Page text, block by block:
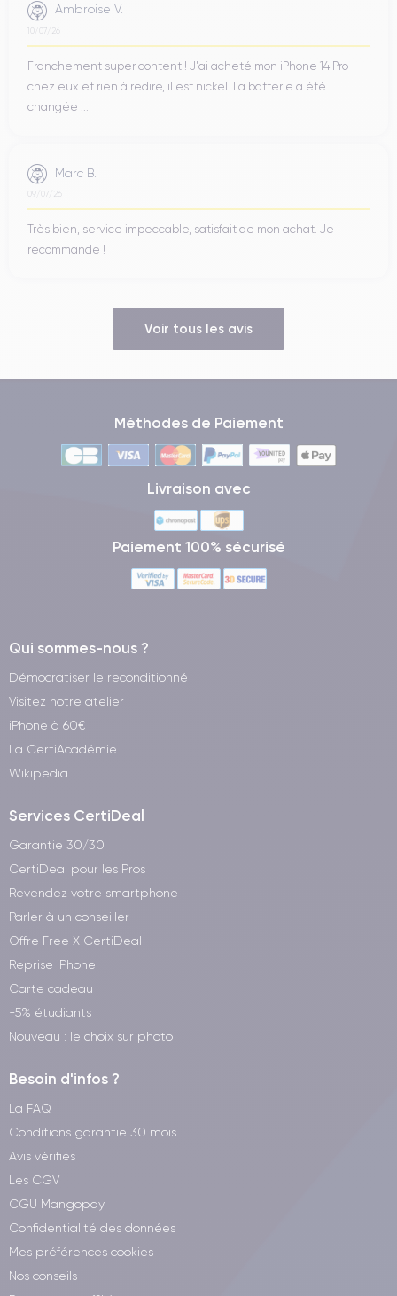
Ambroise V.
10/07/26
Franchement super content ! J'ai acheté mon iPhone 14 Pro
chez eux et rien à redire, il est nickel. La batterie a été
changée ...
Marc B.
09/07/26
Très bien, service impeccable, satisfait de mon achat. Je
recommande !
Voir tous les avis
Méthodes de Paiement
Livraison avec
Paiement 100% sécurisé
Qui sommes-nous ?
Démocratiser le reconditionné
Visitez notre atelier
iPhone à 60€
La CertiAcadémie
Wikipedia
Services CertiDeal
Garantie 30/30
CertiDeal pour les Pros
Revendez votre smartphone
Parler à un conseiller
Offre Free X CertiDeal
Reprise iPhone
Carte cadeau
-5% étudiants
Nouveau : le choix sur photo
Besoin d'infos ?
La FAQ
Conditions garantie 30 mois
Avis vérifiés
Les CGV
CGU Mangopay
Confidentialité des données
Mes préférences cookies
Nos conseils